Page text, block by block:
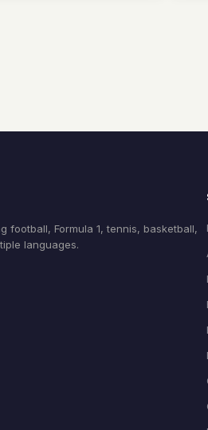
football, Formula 1, tennis, basketball,
languages.